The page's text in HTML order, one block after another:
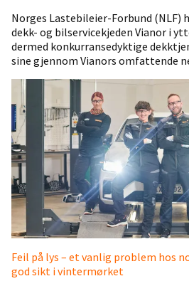
Norges Lastebileier-Forbund (NLF)
dekk- og bilservicekjeden Vianor i
dermed konkurransedyktige
sine gjennom Vianors omfattende
Feil på lys – et vanlig problem hos
god sikt i vintermørket